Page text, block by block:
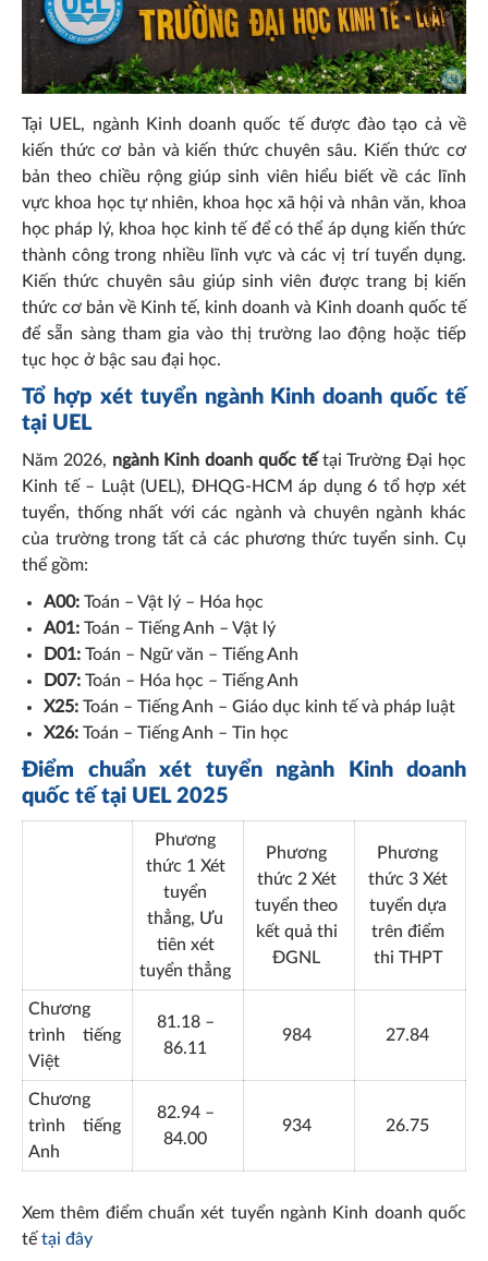
Tại UEL, ngành Kinh doanh quốc tế được đào tạo cả về
kiến thức cơ bản và kiến thức chuyên sâu. Kiến thức cơ
bản theo chiều rộng giúp sinh viên hiểu biết về các lĩnh
vực khoa học tự nhiên, khoa học xã hội và nhân văn, khoa
học pháp lý, khoa học kinh tế để có thể áp dụng kiến thức
thành công trong nhiều lĩnh vực và các vị trí tuyển dụng.
Kiến thức chuyên sâu giúp sinh viên được trang bị kiến
thức cơ bản về Kinh tế, kinh doanh và Kinh doanh quốc tế
để sẵn sàng tham gia vào thị trường lao động hoặc tiếp
tục học ở bậc sau đại học.
Tổ hợp xét tuyển ngành Kinh doanh quốc tế
tại UEL
Năm 2026, ngành Kinh doanh quốc tế tại Trường Đại học
Kinh tế – Luật (UEL), ĐHQG-HCM áp dụng 6 tổ hợp xét
tuyển, thống nhất với các ngành và chuyên ngành khác
của trường trong tất cả các phương thức tuyển sinh. Cụ
thể gồm:
A00: Toán – Vật lý – Hóa học
A01: Toán – Tiếng Anh – Vật lý
D01: Toán – Ngữ văn – Tiếng Anh
D07: Toán – Hóa học – Tiếng Anh
X25: Toán – Tiếng Anh – Giáo dục kinh tế và pháp luật
X26: Toán – Tiếng Anh – Tin học
Điểm chuẩn xét tuyển ngành Kinh doanh
quốc tế tại UEL 2025
Phương
thức 1 Xét
tuyển
thẳng, Ưu
tiên xét
tuyển thẳng
Phương
thức 2 Xét
tuyển theo
kết quả thi
ĐGNL
Phương
thức 3 Xét
tuyển dựa
trên điểm
thi THPT
Chương
trình tiếng
Việt
81.18 –
86.11
984 27.84
Chương
trình tiếng
Anh
82.94 –
84.00
934 26.75
Xem thêm điểm chuẩn xét tuyển ngành Kinh doanh quốc
tế tại đây